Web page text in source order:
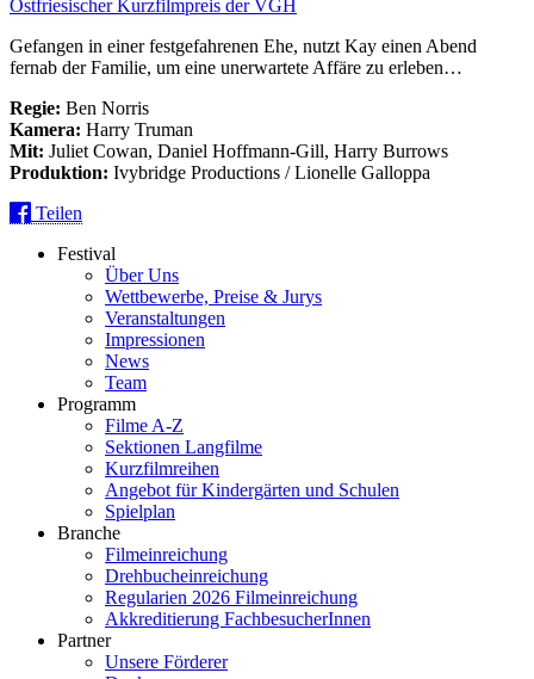
Ostfriesischer Kurzfilmpreis der VGH
Gefangen in einer festgefahrenen Ehe, nutzt Kay einen Abend
fernab der Familie, um eine unerwartete Affäre zu erleben…
Regie: Ben Norris
Kamera: Harry Truman
Mit: Juliet Cowan, Daniel Hoffmann-Gill, Harry Burrows
Produktion: Ivybridge Productions / Lionelle Galloppa
Teilen
Festival
Über Uns
Wettbewerbe, Preise & Jurys
Veranstaltungen
Impressionen
News
Team
Programm
Filme A-Z
Sektionen Langfilme
Kurzfilmreihen
Angebot für Kindergärten und Schulen
Spielplan
Branche
Filmeinreichung
Drehbucheinreichung
Regularien 2026 Filmeinreichung
Akkreditierung FachbesucherInnen
Partner
Unsere Förderer